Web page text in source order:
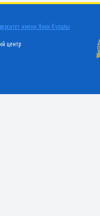
имени Янки Купалы
центр